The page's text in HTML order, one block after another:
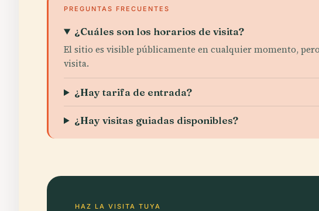
PREGUNTAS FRECUENTES
¿Cuáles son los horarios de visita?
El sitio es visible públicamente en cualquier momento,
visita.
¿Hay tarifa de entrada?
¿Hay visitas guiadas disponibles?
HAZ LA VISITA TUYA